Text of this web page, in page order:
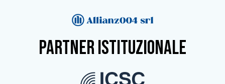
partner istituzionale